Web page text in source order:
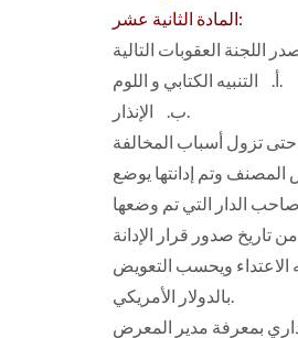
المادة الثانية عشر:
‌أ. التنبيه الكتابي و اللوم.
‌ب. الإنذار.
وتم إدانتها يوضع
الدار التي تم وضعها
ويحسب التعويض
بالدولار الأمريكي.
بمعرفة مدير المعرض